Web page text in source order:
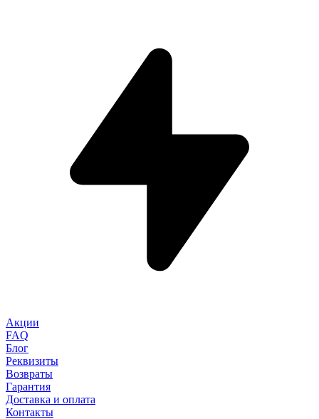
Акции
FAQ
Блог
Реквизиты
Возвраты
Гарантия
Доставка и оплата
Контакты